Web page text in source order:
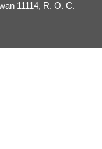
11114, R. O. C.